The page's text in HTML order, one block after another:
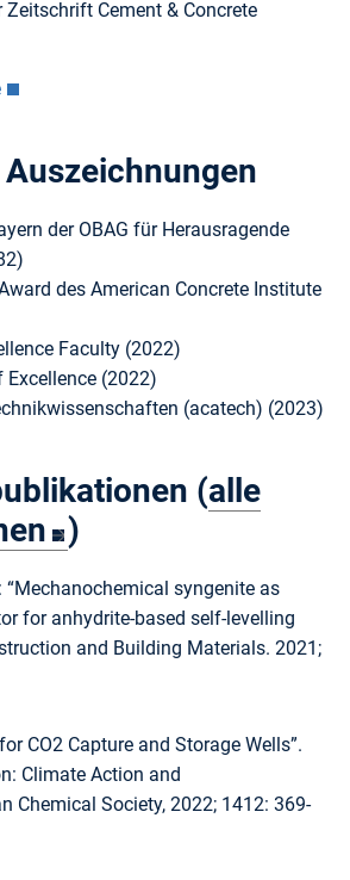
Zeitschrift Cement & Concrete
der OBAG für Herausragende
des American Concrete Institute
Faculty (2022)
(2022)
(acatech) (2023)
(alle
)
“Mechanochemical syngenite as
for anhydrite-based self-levelling
and Building Materials. 2021;
CO2 Capture and Storage Wells”.
Climate Action and
Chemical Society, 2022; 1412: 369-